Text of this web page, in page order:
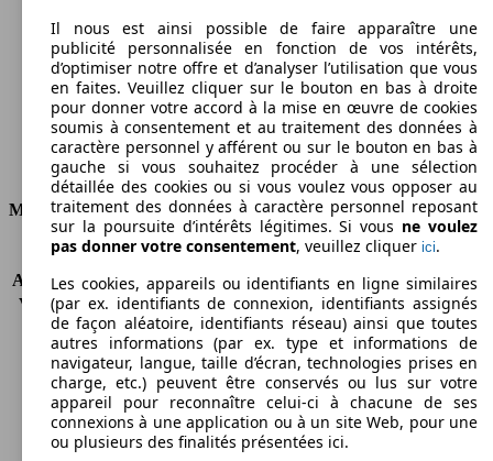
Ø 4.8 l/100km
Consommation
Moteur et Puissance
KW (CH)
66 kW (90 PS)
Accélération (0-100 km/h) -
Vitesse maximale (km/h) 156 km/h
Nombre de vitesses
5
Couple
200 nm
Cylindrée
1248 ccm
Carburant
Diesel
Cylindres
4
Transmission
Boîte manuelle
Il nous est ainsi possible de faire apparaître une
publicité personnalisée en fonction de vos intérêts,
d’optimiser notre offre et d’analyser l’utilisation que vous
en faites. Veuillez cliquer sur le bouton en bas à droite
pour donner votre accord à la mise en œuvre de cookies
soumis à consentement et au traitement des données à
caractère personnel y afférent ou sur le bouton en bas à
gauche si vous souhaitez procéder à une sélection
détaillée des cookies ou si vous voulez vous opposer au
traitement des données à caractère personnel reposant
sur la poursuite d’intérêts légitimes. Si vous ne voulez
pas donner votre consentement, veuillez cliquer ici.
Les cookies, appareils ou identifiants en ligne similaires
(par ex. identifiants de connexion, identifiants assignés
de façon aléatoire, identifiants réseau) ainsi que toutes
autres informations (par ex. type et informations de
navigateur, langue, taille d’écran, technologies prises en
charge, etc.) peuvent être conservés ou lus sur votre
appareil pour reconnaître celui-ci à chacune de ses
connexions à une application ou à un site Web, pour une
ou plusieurs des finalités présentées ici.